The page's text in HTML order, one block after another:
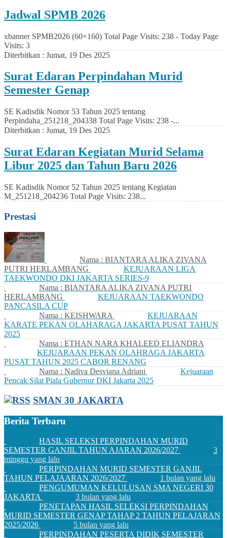
Jadwal SPMB 2026
xbanner SPMB2026 (60×160) Total Page Visits: 238 - Today Page
Visits: 3
Diterbitkan : Jumat, 19 Des 2025
Surat Edaran Perpindahan Murid
Semester Genap
SE Kadisdik Nomor 53 Tahun 2025 tentang
Perpindaha_251218_204338 Total Page Visits: 238 -...
Diterbitkan : Jumat, 19 Des 2025
Surat Edaran Kegiatan Murid Selama
Libur 2025 dan Tahun Baru 2026
SE Kadisdik Nomor 52 Tahun 2025 tentang Kegiatan
M_251218_204236 Total Page Visits: 238...
Prestasi
Nama : BIANTARA ALIKA ZIVANA
PUTRI HERLAMBANG
KEJUARAAN LIGA
TAEKWONDO DKI JAKARTA SERIES-9
Nama : BIANTARA ALIKA ZIVANA PUTRI
HERLAMBANG
KEJUARAAN TAEKWONDO
PANCASILA CUP
Nama : KEISHWARA
KEJUARAAN
KARATE PEKAN OLAHARAGA JAKARTA PUSAT TAHUN
2025
Nama : ETHAN NARA KHALEED ELIANDRA
KEJUARAAN PEKAN OLAHRAGA JAKARTA
PUSAT TAHUN 2025 CABOR RENANG
Nama : Nadiva Desviana Adriani
Kejuaraan
Pencak Silat Piala Gubernur DKI Jakarta 2025
SMAN 30 JAKARTA
Berita Terbaru
HASIL SELEKSI PERPINDAHAN MURID
SEMESTER GANJIL TAHUN AJARAN 2026/2027
3
minggu yang lalu
PERPINDAHAN MURID SEMESTER GANJIL
TAHUN PELAJAARAN 2026/2027
1 bulan yang lalu
PENGUMUMAN KELULUSAN SMA NEGERI 30
JAKARTA
3 bulan yang lalu
PENETAPAN HASIL SELEKSI PERPINDAHAN
MURID SEMESTER GENAP TAHAP 2 TAHUN PELAJARAN
2025/2026
5 bulan yang lalu
PERPINDAHAN PESERTA DIDIK SEMESTER